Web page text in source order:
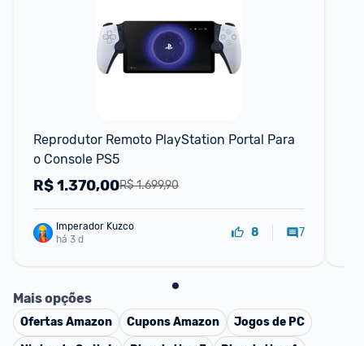
Reprodutor Remoto PlayStation Portal Para
o Console PS5
R$ 1.699,90
R$1.370,00
Imperador Kuzco
há 3 d
8 7
Mais opções
OfertasAmazon CuponsAmazon
Jogos de PC